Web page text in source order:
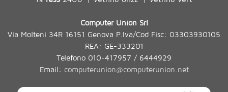
Computer Union Srl
Via Molteni 34R 16151 Genova P.Iva/Cod Fisc: 03303930105
REA: GE-333201
Telefono 010-417957 / 6444929
Email: computerunion@computerunion.net